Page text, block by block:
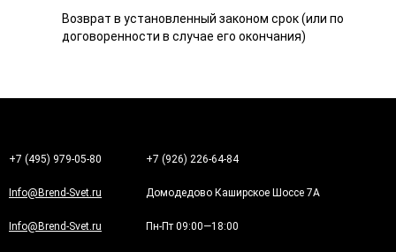
Возврат в установленный законом срок (или по
договоренности в случае его окончания)
+7 (495) 979-05-80 +7 (926) 226-64-84
Info@Brend-Svet.ru Домодедово Каширское Шоссе 7А
Info@Brend-Svet.ru Пн-Пт 09:00—18:00